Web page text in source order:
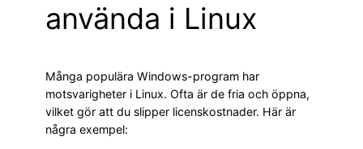
använda i Linux
Många populära Windows-program har
motsvarigheter i Linux. Ofta är de fria och öppna,
vilket gör att du slipper licenskostnader. Här är
några exempel: